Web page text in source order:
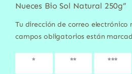
Nueces Bio Sol Natural 250g”
Tu dirección de correo electrónico
campos obligatorios están
1 de 5
2 de 5
3 de 5